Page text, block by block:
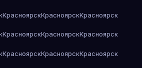
КрасноярскКрасноярскКрасноярск
КрасноярскКрасноярскКрасноярск
КрасноярскКрасноярскКрасноярск